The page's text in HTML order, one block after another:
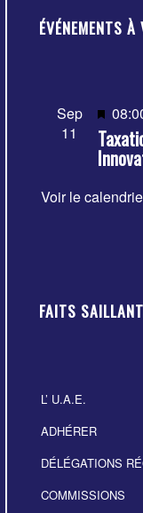
ÉVÉNEMENTS À
Sep
11
Mis
en
Voir le
FAITS
L’ U.A.E.
ADHÉRER
DÉLÉGATIONS
COMMISSIONS